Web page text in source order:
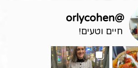
@
orlycohen
חיים וטעים!